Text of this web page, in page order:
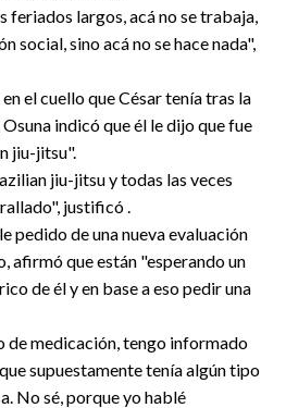
feriados largos, acá no se trabaja,
social, sino acá no se hace nada",
el cuello que César tenía tras la
indicó que él le dijo que fue
jiu-jitsu".
jiu-jitsu y todas las veces
justificó .
pedido de una nueva evaluación
afirmó que están "esperando un
de él y en base a eso pedir una
de medicación, tengo informado
supuestamente tenía algún tipo
No sé, porque yo hablé